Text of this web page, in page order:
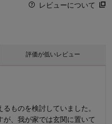
レビューについて
評価が低いレビュー
ものを検討していました。
、我が家では玄関に置いて
2台購入し、その内のホワイ
たが、一年も経たないでた